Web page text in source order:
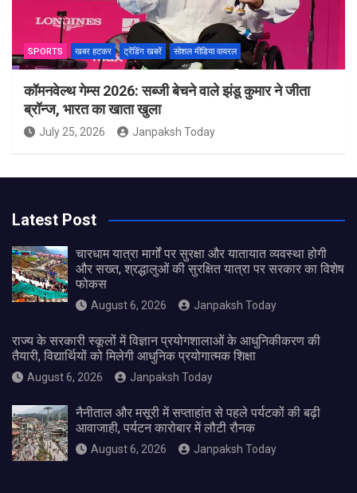
SPORTS खबर हटकर ट्रेंडिंग खबरें सोशल मीडिया वायरल
कॉमनवेल्थ गेम्स 2026: सब्जी बेचने वाले झंडू कुमार ने जीता
ब्रॉन्ज, भारत का खाता खुला
July 25, 2026 Janpaksh Today
Latest Post
चारधाम यात्रा मार्गों पर सुरक्षा और यातायात व्यवस्था होगी
और सख्त, श्रद्धालुओं की सुरक्षित यात्रा पर सरकार का विशेष
फोकस
August 6, 2026 Janpaksh Today
राज्य के सरकारी स्कूलों में विज्ञान प्रयोगशालाओं के आधुनिकीकरण की
तैयारी, विद्यार्थियों को मिलेगी आधुनिक प्रयोगात्मक शिक्षा
August 6, 2026 Janpaksh Today
नैनीताल और मसूरी में सप्ताहांत से पहले पर्यटकों की बढ़ी
आवाजाही, पर्यटन कारोबार में लौटी रौनक
August 6, 2026 Janpaksh Today